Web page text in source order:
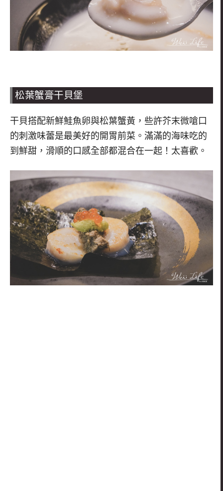
松葉蟹膏干貝堡
干貝搭配新鮮鮭魚卵與松葉蟹黃 ，些許芥末微嗆口
的刺激味蕾是最美好的開胃前菜。滿滿的海味吃的
到鮮甜，滑順的口感全部都混合在一起 ！太喜歡。